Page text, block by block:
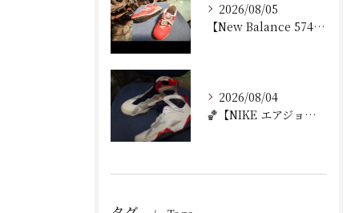
2026/08/05
【New Balance 574 修理｜ウェッジヒール加水分...
2026/08/04
🏀【NIKE エアジョーダン7 加水分解修理｜ミッドソール交...